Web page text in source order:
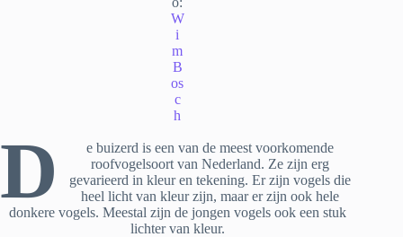
W
i
m
B
os
c
h
D
e buizerd is een van de meest voorkomende
roofvogelsoort van Nederland. Ze zijn erg
gevarieerd in kleur en tekening. Er zijn vogels die
heel licht van kleur zijn, maar er zijn ook hele
donkere vogels. Meestal zijn de jongen vogels ook een stuk
lichter van kleur.